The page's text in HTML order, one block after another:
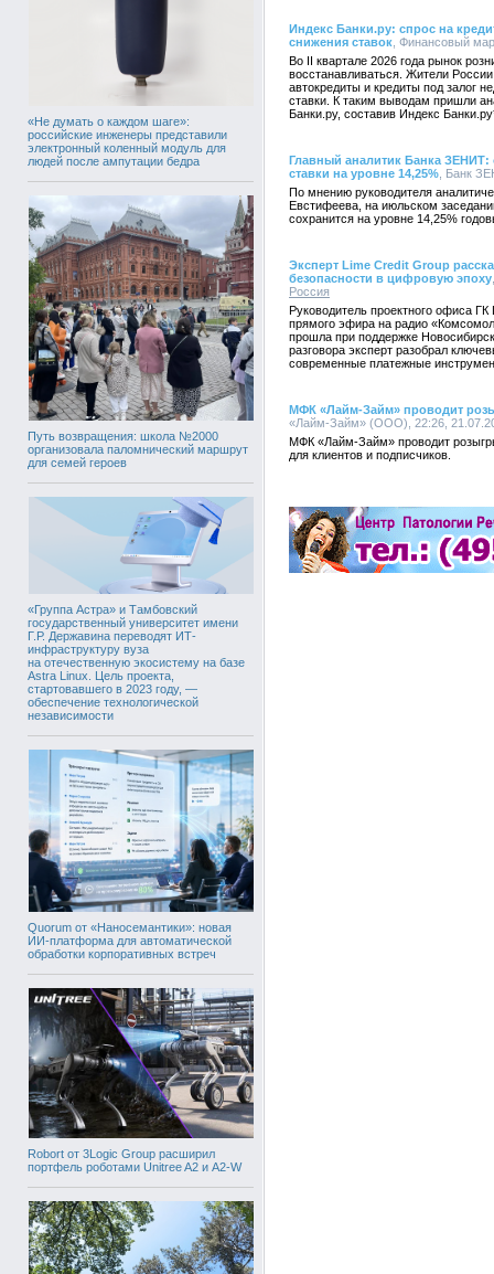
«Не думать о каждом шаге»:
российские инженеры представили
электронный коленный модуль для
людей после ампутации бедра
Путь возвращения: школа №2000
организовала паломнический маршрут
для семей героев
«Группа Астра» и Тамбовский
государственный университет имени
Г.Р. Державина переводят ИТ-
инфраструктуру вуза
на отечественную экосистему на базе
Astra Linux. Цель проекта,
стартовавшего в 2023 году, —
обеспечение технологической
независимости
Quorum от «Наносемантики»: новая
ИИ-платформа для автоматической
обработки корпоративных встреч
Robort от 3Logic Group расширил
портфель роботами Unitree A2 и A2-W
Индекс Банки.ру: спрос на
снижения ставок , Финансовый
Во II квартале 2026 года рынок
восстанавливаться. Жители
автокредиты и кредиты под залог
ставки. К таким выводам пришли
Банки.ру, составив Индекс
Главный аналитик Банка
ставки на уровне 14,25% , Банк
По мнению руководителя
Евстифеева, на июльском
сохранится на уровне 14,25%
Эксперт Lime Credit Group
безопасности в цифровую эпоху
Россия
Руководитель проектного офиса
прямого эфира на радио
прошла при поддержке
разговора эксперт разобрал
современные платежные
МФК «Лайм-Займ» проводит
«Лайм-Займ» (ООО), 22:26,
МФК «Лайм-Займ» проводит
для клиентов и подписчиков.